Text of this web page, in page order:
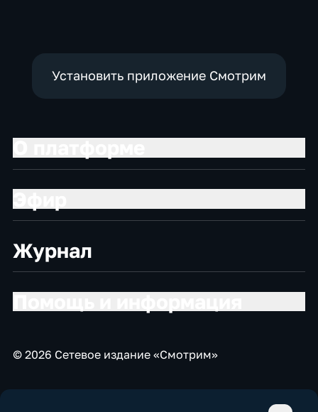
Установить приложение Смотрим
Журнал
© 2026 Сетевое издание «Смотрим»